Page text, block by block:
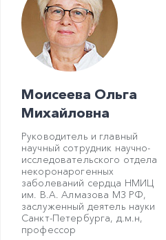
Моисеева Ольга
Михайловна
Руководитель и главный
научный сотрудник научно-
исследовательского отдела
некоронарогенных
заболеваний сердца НМИЦ
им. В.А. Алмазова МЗ РФ,
заслуженный деятель науки
Санкт-Петербурга, д.м.н,
профессор